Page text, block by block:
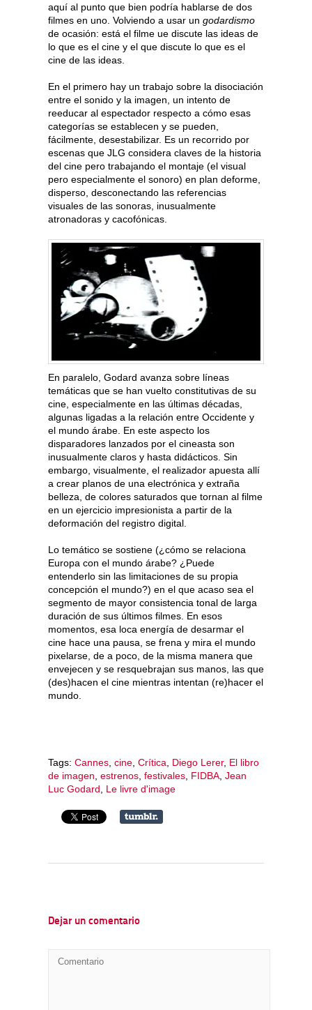
aquí al punto que bien podría hablarse de dos
filmes en uno. Volviendo a usar un godardismo
de ocasión: está el filme ue discute las ideas de
lo que es el cine y el que discute lo que es el
cine de las ideas.
En el primero hay un trabajo sobre la disociación
entre el sonido y la imagen, un intento de
reeducar al espectador respecto a cómo esas
categorías se establecen y se pueden,
fácilmente, desestabilizar. Es un recorrido por
escenas que JLG considera claves de la historia
del cine pero trabajando el montaje (el visual
pero especialmente el sonoro) en plan deforme,
disperso, desconectando las referencias
visuales de las sonoras, inusualmente
atronadoras y cacofónicas.
En paralelo, Godard avanza sobre líneas
temáticas que se han vuelto constitutivas de su
cine, especialmente en las últimas décadas,
algunas ligadas a la relación entre Occidente y
el mundo árabe. En este aspecto los
disparadores lanzados por el cineasta son
inusualmente claros y hasta didácticos. Sin
embargo, visualmente, el realizador apuesta allí
a crear planos de una electrónica y extraña
belleza, de colores saturados que tornan al filme
en un ejercicio impresionista a partir de la
deformación del registro digital.
Lo temático se sostiene (¿cómo se relaciona
Europa con el mundo árabe? ¿Puede
entenderlo sin las limitaciones de su propia
concepción el mundo?) en el que acaso sea el
segmento de mayor consistencia tonal de larga
duración de sus últimos filmes. En esos
momentos, esa loca energía de desarmar el
cine hace una pausa, se frena y mira el mundo
pixelarse, de a poco, de la misma manera que
envejecen y se resquebrajan sus manos, las que
(des)hacen el cine mientras intentan (re)hacer el
mundo.
Tags: Cannes cine Crítica Diego Lerer, El libro
de imagen estrenos festivales FIDBA Jean
Luc Godard
Le livre d'image
Dejar un comentario